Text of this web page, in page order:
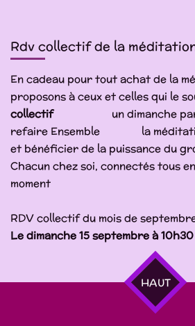
Rdv collectif de la
En cadeau pour tout achat de la
proposons à ceux et celles qui le
collectif
un dimanche par
refaire Ensemble la
et bénéficier de la puissance du
Chacun chez soi, connectés tous
moment
RDV collectif du mois de
Le dimanche 15 septembre à 10h30
HAUT